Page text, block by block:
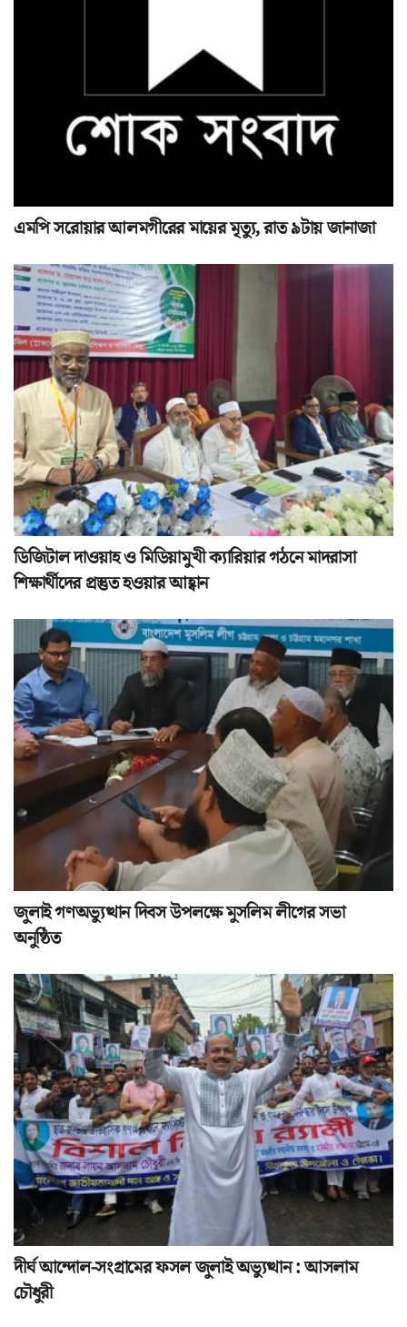
এমপি সরোয়ার আলমগীরের মায়ের মৃত্যু, রাত ৯টায় জানাজা
ডিজিটাল দাওয়াহ ও মিডিয়ামুখী ক্যারিয়ার গঠনে মাদরাসা
শিক্ষার্থীদের প্রস্তুত হওয়ার আহ্বান
জুলাই গণঅভ্যুত্থান দিবস উপলক্ষে মুসলিম লীগের সভা
অনুষ্ঠিত
দীর্ঘ আন্দোল-সংগ্রামের ফসল জুলাই অভ্যুত্থান : আসলাম
চৌধুরী